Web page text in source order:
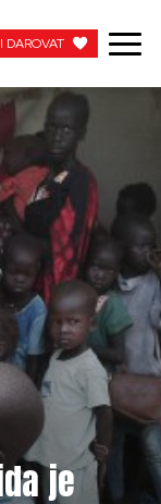
CHCI DAROVAT
DAROVAT
je